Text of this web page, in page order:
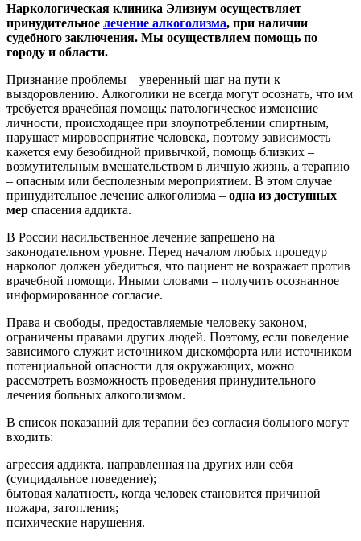
Наркологическая клиника Элизиум осуществляет
принудительное лечение алкоголизма, при наличии
судебного заключения. Мы осуществляем помощь по
городу и области.
Признание проблемы – уверенный шаг на пути к
выздоровлению. Алкоголики не всегда могут осознать, что им
требуется врачебная помощь: патологическое изменение
личности, происходящее при злоупотреблении спиртным,
нарушает мировосприятие человека, поэтому зависимость
кажется ему безобидной привычкой, помощь близких –
возмутительным вмешательством в личную жизнь, а терапию
– опасным или бесполезным мероприятием. В этом случае
принудительное лечение алкоголизма – одна из доступных
мер спасения аддикта.
В России насильственное лечение запрещено на
законодательном уровне. Перед началом любых процедур
нарколог должен убедиться, что пациент не возражает против
врачебной помощи. Иными словами – получить осознанное
информированное согласие.
Права и свободы, предоставляемые человеку законом,
ограничены правами других людей. Поэтому, если поведение
зависимого служит источником дискомфорта или источником
потенциальной опасности для окружающих, можно
рассмотреть возможность проведения принудительного
лечения больных алкоголизмом.
В список показаний для терапии без согласия больного могут
входить:
агрессия аддикта, направленная на других или себя
(суицидальное поведение);
бытовая халатность, когда человек становится причиной
пожара, затопления;
психические нарушения.